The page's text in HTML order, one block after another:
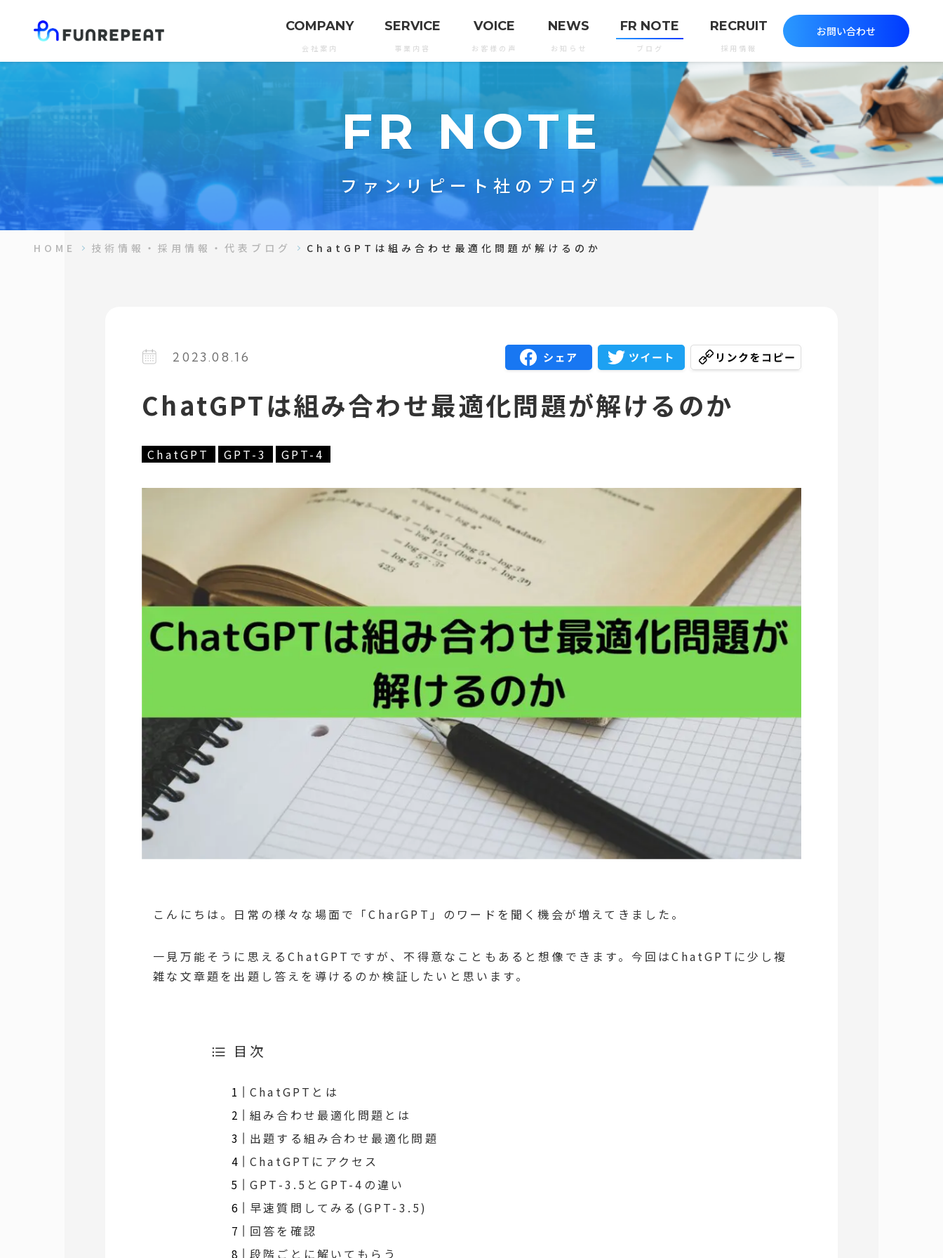
COMPANY
会社案内
SERVICE
事業内容
VOICE
お客様の声
NEWS
お知らせ
FR NOTE
ブログ
RECRUIT
採用情報
お問い合わせ
ファンリピート社のブログ
FR NOTE
HOME 技術情報・採用情報・代表ブログ ChatGPTは組み合わせ最適化問題が解けるのか
2023.08.16
ChatGPTは組み合わせ最適化問題が解けるのか
ChatGPT GPT-3 GPT-4
こんにちは。日常の様々な場面で「CharGPT」のワードを聞く機会が増えてきました。
一見万能そうに思えるChatGPTですが、不得意なこともあると想像できます。今回はChatGPTに少し複
雑な文章題を出題し答えを導けるのか検証したいと思います。
目次
ChatGPTとは
組み合わせ最適化問題とは
出題する組み合わせ最適化問題
ChatGPTにアクセス
GPT-3.5とGPT-4の違い
早速質問してみる(GPT-3.5)
回答を確認
段階ごとに解いてもらう